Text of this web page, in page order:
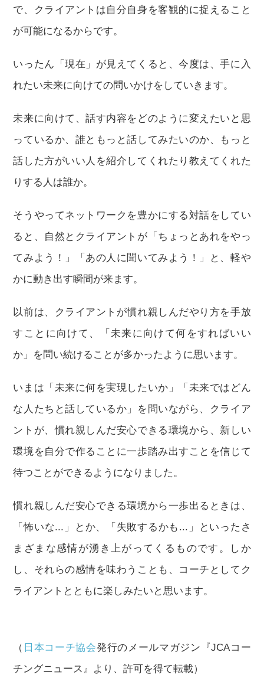
で、クライアントは自分自身を客観的に捉えること
が可能になるからです。
いったん「現在」が見えてくると、今度は、手に入
れたい未来に向けての問いかけをしていきます。
未来に向けて、話す内容をどのように変えたいと思
っているか、誰ともっと話してみたいのか、もっと
話した方がいい人を紹介してくれたり教えてくれた
りする人は誰か。
そうやってネットワークを豊かにする対話をしてい
ると、自然とクライアントが「ちょっとあれをやっ
てみよう！」「あの人に聞いてみよう！」と、軽や
かに動き出す瞬間が来ます。
以前は、クライアントが慣れ親しんだやり方を手放
すことに向けて、「未来に向けて何をすればいい
か」を問い続けることが多かったように思います。
いまは「未来に何を実現したいか」「未来ではどん
な人たちと話しているか」を問いながら、クライア
ントが、慣れ親しんだ安心できる環境から、新しい
環境を自分で作ることに一歩踏み出すことを信じて
待つことができるようになりました。
慣れ親しんだ安心できる環境から一歩出るときは、
「怖いな...」とか、「失敗するかも...」といったさ
まざまな感情が湧き上がってくるものです。しか
し、それらの感情を味わうことも、コーチとしてク
ライアントとともに楽しみたいと思います。
（ 日本コーチ協会発行のメールマガジン『JCAコー
チングニュース』より、許可を得て転載）